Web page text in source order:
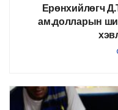
Ерөнхийлөгч
ам.долларын